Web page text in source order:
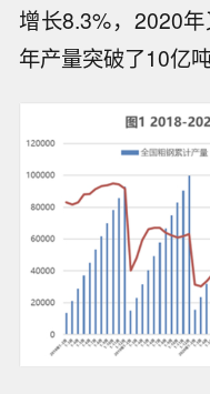
增长8.3%，2020
年产量突破了10亿吨